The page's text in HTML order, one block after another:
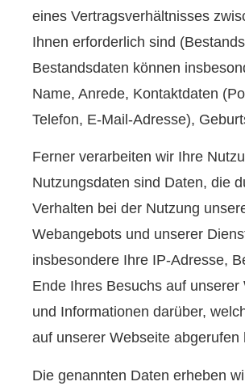
eines Vertragsverhältnisses
Ihnen erforderlich sind
Bestandsdaten können
Name, Anrede, Kontaktdaten
Telefon, E-Mail-Adresse),
Ferner verarbeiten wir Ihre
Nutzungsdaten sind Daten, die
Verhalten bei der Nutzung
Webangebots und unserer
insbesondere Ihre IP-Adresse,
Ende Ihres Besuchs auf unserer
und Informationen darüber,
auf unserer Webseite abgerufen
Die genannten Daten erheben